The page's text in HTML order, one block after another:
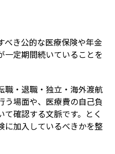
べき公的な医療保険や年金
一定期間続いていることを
職・退職・独立・海外渡航
う場面や、医療費の自己負
確認する文脈です。とく
に加入しているべきかを整